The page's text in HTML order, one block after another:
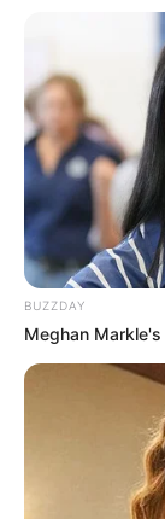
ΔΗΜΟΦΙΛΗ
BUZZDAY
Meghan